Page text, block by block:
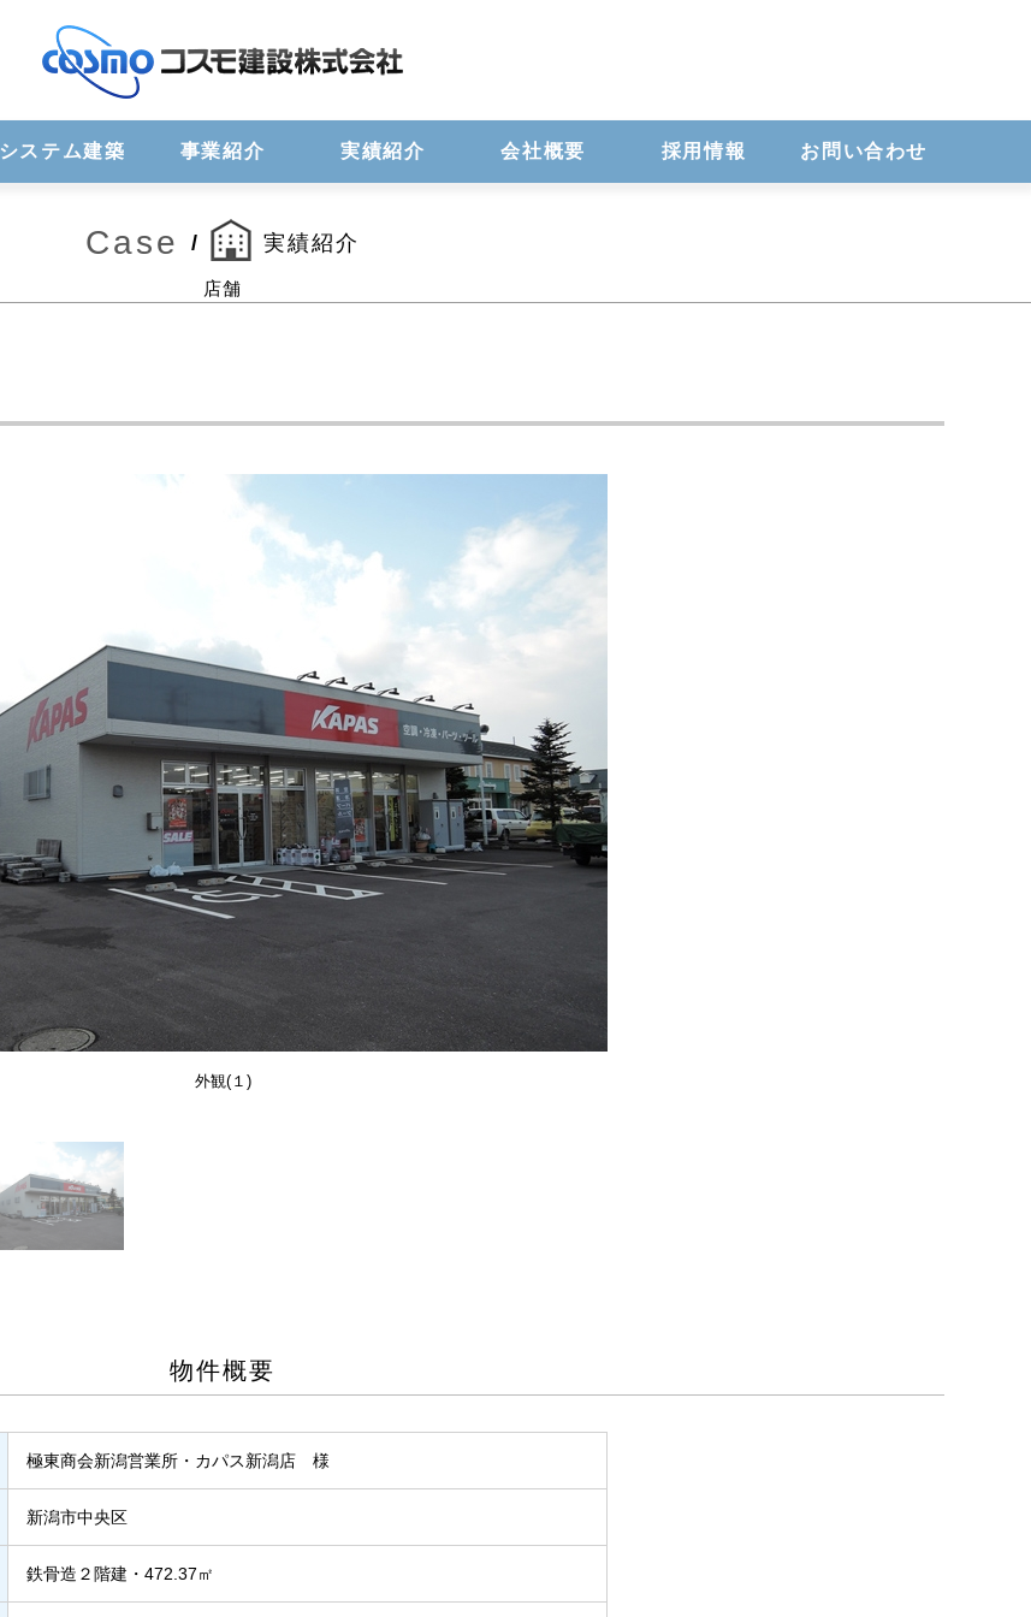
システム建築 事業紹介 実績紹介 会社概要 採用情報 お問い合わせ
Case / 実績紹介
店舗
外観(１)
物件概要
極東商会新潟営業所・カパス新潟店 様
新潟市中央区
鉄骨造２階建・472.37㎡